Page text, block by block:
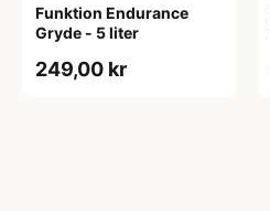
Funktion Endurance
Gryde - 5 liter
249,00 kr